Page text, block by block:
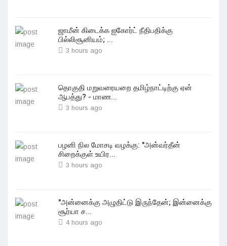
ஜாமீன் கிடைக்க ஐகோர்ட் நீதிபதிக்கு
பில்லிசூனியம்; ...
3 hours ago
தொகுதி மறுவரையறை தமிழ்நாட்டிற்கு ஏன்
ஆபத்து? - மாண...
3 hours ago
பழனி நில மோசடி வழக்கு: "அன்வர்தீன்
சிறைக்குள் உயிர...
3 hours ago
"அன்னைக்கு அழுதிட்டு இருந்தேன்; இன்னைக்கு
சூர்யா ச...
4 hours ago